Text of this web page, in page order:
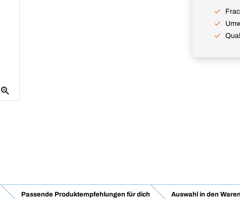
Passende Produktempfehlungen für dich Auswahl in den